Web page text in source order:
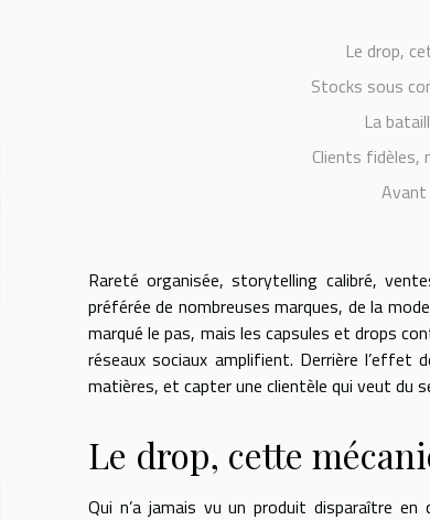
Le drop,
Stocks sous
La
Clients fidèles,
Avant
Rareté organisée, storytelling calibré,
préférée de nombreuses marques, de la
marqué le pas, mais les capsules et drops
réseaux sociaux amplifient. Derrière
matières, et capter une clientèle qui veut du
Le drop, cette
Qui n’a jamais vu un produit disparaître